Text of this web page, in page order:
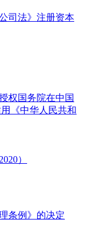
司法》注册资本
权国务院在中国
《中华人民共和
）
条例》的决定